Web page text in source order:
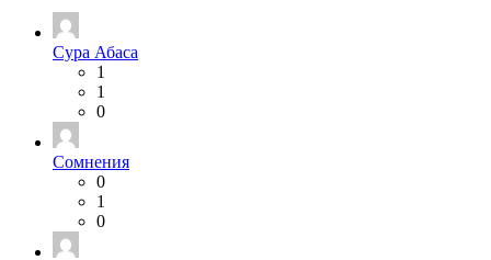
Сура Абаса
1
1
0
Сомнения
0
1
0